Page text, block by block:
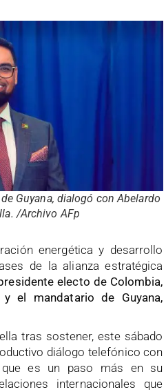
Guyana, dialogó con Abelardo
/Archivo AFp
energética y desarrollo
de la alianza estratégica
electo de Colombia,
el mandatario de Guyana,
tras sostener, este sábado
diálogo telefónico con
es un paso más en su
internacionales que